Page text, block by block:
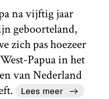
na vijftig jaar
geboorteland,
zich pas hoezeer
Papua in het
van Nederland
Lees meer